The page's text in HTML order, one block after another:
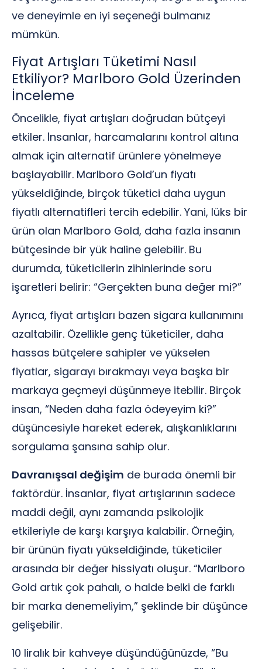
ve deneyimle en iyi seçeneği bulmanız
mümkün.
Fiyat Artışları Tüketimi Nasıl
Etkiliyor? Marlboro Gold Üzerinden
İnceleme
Öncelikle, fiyat artışları doğrudan bütçeyi
etkiler. İnsanlar, harcamalarını kontrol altına
almak için alternatif ürünlere yönelmeye
başlayabilir. Marlboro Gold’un fiyatı
yükseldiğinde, birçok tüketici daha uygun
fiyatlı alternatifleri tercih edebilir. Yani, lüks bir
ürün olan Marlboro Gold, daha fazla insanın
bütçesinde bir yük haline gelebilir. Bu
durumda, tüketicilerin zihinlerinde soru
işaretleri belirir: “Gerçekten buna değer mi?”
Ayrıca, fiyat artışları bazen sigara kullanımını
azaltabilir. Özellikle genç tüketiciler, daha
hassas bütçelere sahipler ve yükselen
fiyatlar, sigarayı bırakmayı veya başka bir
markaya geçmeyi düşünmeye itebilir. Birçok
insan, “Neden daha fazla ödeyeyim ki?”
düşüncesiyle hareket ederek, alışkanlıklarını
sorgulama şansına sahip olur.
Davranışsal değişim de burada önemli bir
faktördür. İnsanlar, fiyat artışlarının sadece
maddi değil, aynı zamanda psikolojik
etkileriyle de karşı karşıya kalabilir. Örneğin,
bir ürünün fiyatı yükseldiğinde, tüketiciler
arasında bir değer hissiyatı oluşur. “Marlboro
Gold artık çok pahalı, o halde belki de farklı
bir marka denemeliyim,” şeklinde bir düşünce
gelişebilir.
10 liralık bir kahveye düşündüğünüzde, “Bu